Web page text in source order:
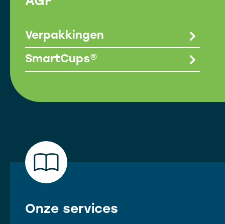
Verpakkingen
SmartCups®
Onze services